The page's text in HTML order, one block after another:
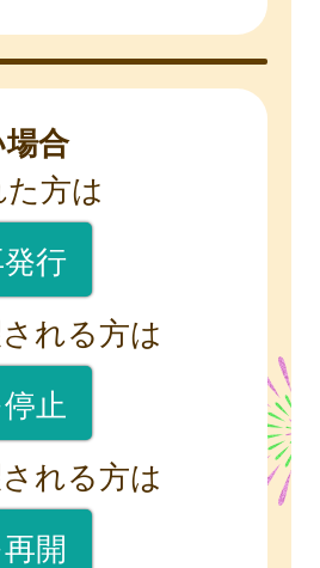
合
方は
行
れる方は
止
れる方は
開